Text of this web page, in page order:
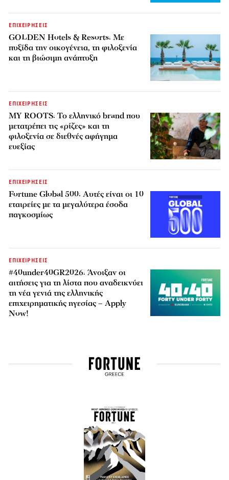
ΕΠΙΧΕΙΡΗΣΕΙΣ
GOLDEN Hotels & Resorts: Με
πυξίδα την οικογένεια, τη φιλοξενία
και τη βιώσιμη ανάπτυξη
ΕΠΙΧΕΙΡΗΣΕΙΣ
MY ROOTS: Το ελληνικό brand που
μετατρέπει τις «ρίζες» και τη
φιλοξενία σε διεθνές αφήγημα
ευεξίας
ΕΠΙΧΕΙΡΗΣΕΙΣ
Fortune Global 500: Αυτές είναι οι 10
εταιρείες με τα μεγαλύτερα έσοδα
παγκοσμίως
ΕΠΙΧΕΙΡΗΣΕΙΣ
#40under40GR2026: Άνοιξαν οι
αιτήσεις για τη λίστα που αναδεικνύει
τη νέα γενιά της ελληνικής
επιχειρηματικής ηγεσίας – Apply
Now!